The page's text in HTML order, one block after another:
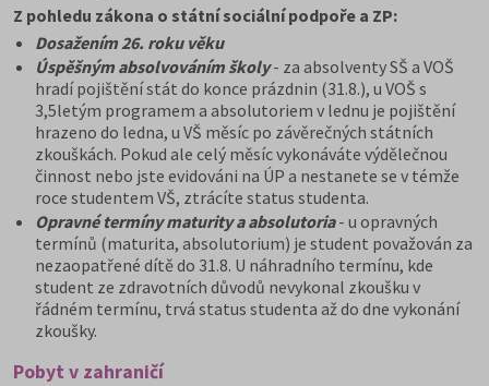
Z pohledu zákona o státní sociální podpoře a ZP:
Dosažením 26. roku věku
Úspěšným absolvováním školy - za absolventy SŠ a VOŠ
hradí pojištění stát do konce prázdnin (31.8.), u VOŠ s
3,5letým programem a absolutoriem v lednu je pojištění
hrazeno do ledna, u VŠ měsíc po závěrečných státních
zkouškách. Pokud ale celý měsíc vykonáváte výdělečnou
činnost nebo jste evidováni na ÚP a nestanete se v témže
roce studentem VŠ, ztrácíte status studenta.
Opravné termíny maturity a absolutoria- u opravných
termínů (maturita, absolutorium) je student považován za
nezaopatřené dítě do 31.8. U náhradního termínu, kde
student ze zdravotních důvodů nevykonal zkoušku v
řádném termínu, trvá status studenta až do dne vykonání
zkoušky.
Pobyt v zahraničí